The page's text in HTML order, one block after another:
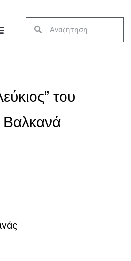
του
Βαλκανά